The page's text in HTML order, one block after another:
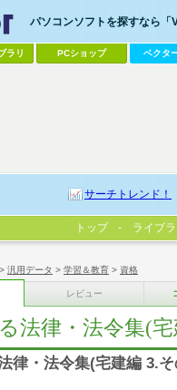
> 汎用データ > 学習＆教育 > 資格
レビュー
法律・法令集(
律・法令集(宅建編 3.
パソコンソフトを探すなら「
ラリ PCショップ ベクタ
サーチトレンド！
トップ ライブラ